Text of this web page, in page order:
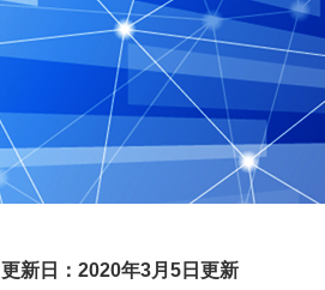
更新日：2020年3月5日更新